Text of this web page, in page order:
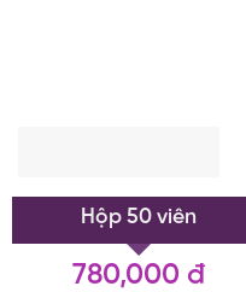
Hộp 50 viên
780,000 đ